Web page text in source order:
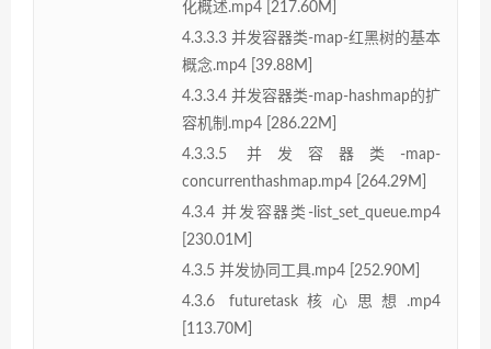
化概述.mp4 [217.60M]
4.3.3.3 并发容器类-map-红黑树的基本
概念.mp4 [39.88M]
4.3.3.4 并发容器类-map-hashmap的扩
容机制.mp4 [286.22M]
4.3.3.5 并发容器类-map-
concurrenthashmap.mp4 [264.29M]
4.3.4 并发容器类-list_set_queue.mp4
[230.01M]
4.3.5 并发协同工具.mp4 [252.90M]
4.3.6 futuretask核心思想.mp4
[113.70M]